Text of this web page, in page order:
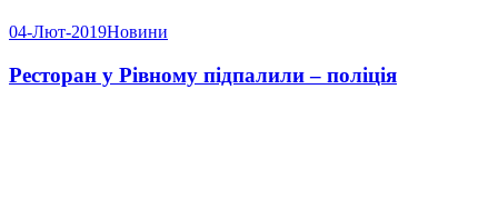
04-Лют-2019Новини
Ресторан у Рівному підпалили – поліція